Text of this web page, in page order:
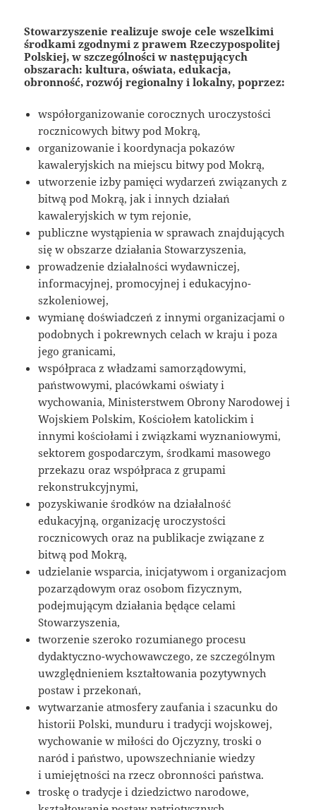
Stowarzyszenie realizuje swoje cele wszelkimi
środkami zgodnymi z prawem Rzeczypospolitej
Polskiej, w szczególności w następujących
obszarach: kultura, oświata, edukacja,
obronność, rozwój regionalny i lokalny, poprzez:
współorganizowanie corocznych uroczystości
rocznicowych bitwy pod Mokrą,
organizowanie i koordynacja pokazów
kawaleryjskich na miejscu bitwy pod Mokrą,
utworzenie izby pamięci wydarzeń związanych z
bitwą pod Mokrą, jak i innych działań
kawaleryjskich w tym rejonie,
publiczne wystąpienia w sprawach znajdujących
się w obszarze działania Stowarzyszenia,
prowadzenie działalności wydawniczej,
informacyjnej, promocyjnej i edukacyjno-
szkoleniowej,
wymianę doświadczeń z innymi organizacjami o
podobnych i pokrewnych celach w kraju i poza
jego granicami,
współpraca z władzami samorządowymi,
państwowymi, placówkami oświaty i
wychowania, Ministerstwem Obrony Narodowej i
Wojskiem Polskim, Kościołem katolickim i
innymi kościołami i związkami wyznaniowymi,
sektorem gospodarczym, środkami masowego
przekazu oraz współpraca z grupami
rekonstrukcyjnymi,
pozyskiwanie środków na działalność
edukacyjną, organizację uroczystości
rocznicowych oraz na publikacje związane z
bitwą pod Mokrą,
udzielanie wsparcia, inicjatywom i organizacjom
pozarządowym oraz osobom fizycznym,
podejmującym działania będące celami
Stowarzyszenia,
tworzenie szeroko rozumianego procesu
dydaktyczno-wychowawczego, ze szczególnym
uwzględnieniem kształtowania pozytywnych
postaw i przekonań,
wytwarzanie atmosfery zaufania i szacunku do
historii Polski, munduru i tradycji wojskowej,
wychowanie w miłości do Ojczyzny, troski o
naród i państwo, upowszechnianie wiedzy
i umiejętności na rzecz obronności państwa.
troskę o tradycje i dziedzictwo narodowe,